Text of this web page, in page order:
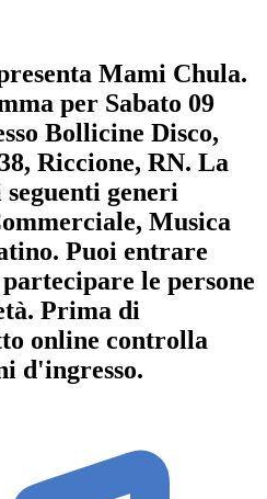
Mami Chula.
per Sabato 09
Bollicine Disco,
Riccione, RN. La
generi
, Musica
. Puoi entrare
le persone
Prima di
online controlla
d'ingresso.